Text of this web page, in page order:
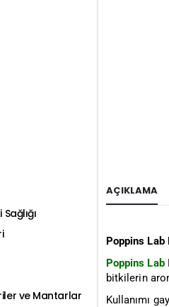
AÇIKLAMA
Poppins Lab
Poppins Lab
bitkilerin
Kullanımı
ve Mantarlar